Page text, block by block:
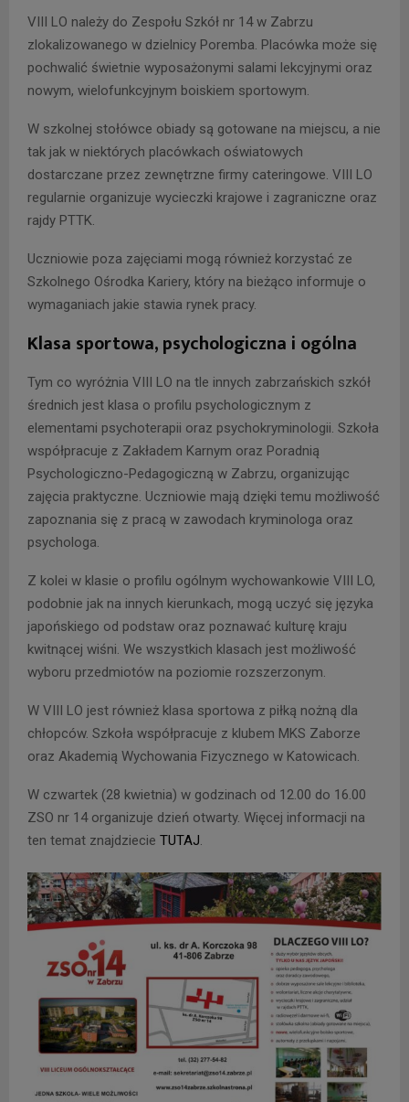
VIII LO należy do Zespołu Szkół nr 14 w Zabrzu
zlokalizowanego w dzielnicy Poremba. Placówka może się
pochwalić świetnie wyposażonymi salami lekcyjnymi oraz
nowym, wielofunkcyjnym boiskiem sportowym.
W szkolnej stołówce obiady są gotowane na miejscu, a nie
tak jak w niektórych placówkach oświatowych
dostarczane przez zewnętrzne firmy cateringowe. VIII LO
regularnie organizuje wycieczki krajowe i zagraniczne oraz
rajdy PTTK.
Uczniowie poza zajęciami mogą również korzystać ze
Szkolnego Ośrodka Kariery, który na bieżąco informuje o
wymaganiach jakie stawia rynek pracy.
Klasa sportowa, psychologiczna i ogólna
Tym co wyróżnia VIII LO na tle innych zabrzańskich szkół
średnich jest klasa o profilu psychologicznym z
elementami psychoterapii oraz psychokryminologii. Szkoła
współpracuje z Zakładem Karnym oraz Poradnią
Psychologiczno-Pedagogiczną w Zabrzu, organizując
zajęcia praktyczne. Uczniowie mają dzięki temu możliwość
zapoznania się z pracą w zawodach kryminologa oraz
psychologa.
Z kolei w klasie o profilu ogólnym wychowankowie VIII LO,
podobnie jak na innych kierunkach, mogą uczyć się języka
japońskiego od podstaw oraz poznawać kulturę kraju
kwitnącej wiśni. We wszystkich klasach jest możliwość
wyboru przedmiotów na poziomie rozszerzonym.
W VIII LO jest również klasa sportowa z piłką nożną dla
chłopców. Szkoła współpracuje z klubem MKS Zaborze
oraz Akademią Wychowania Fizycznego w Katowicach.
W czwartek (28 kwietnia) w godzinach od 12.00 do 16.00
ZSO nr 14 organizuje dzień otwarty. Więcej informacji na
ten temat znajdziecie TUTAJ.